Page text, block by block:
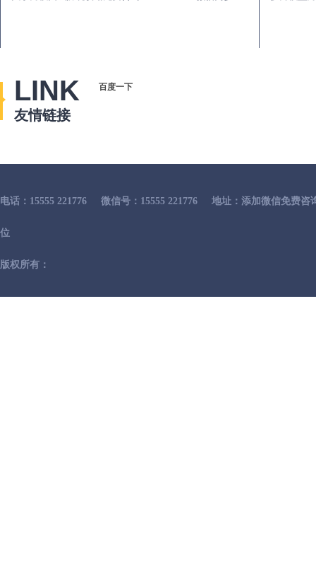
LINK
友情链接
百度一下
电话：15555 221776 微信号：15555 221776 地址：添加微信免费咨
位
版权所有：